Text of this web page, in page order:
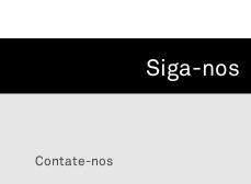
Siga-nos
Contate-nos